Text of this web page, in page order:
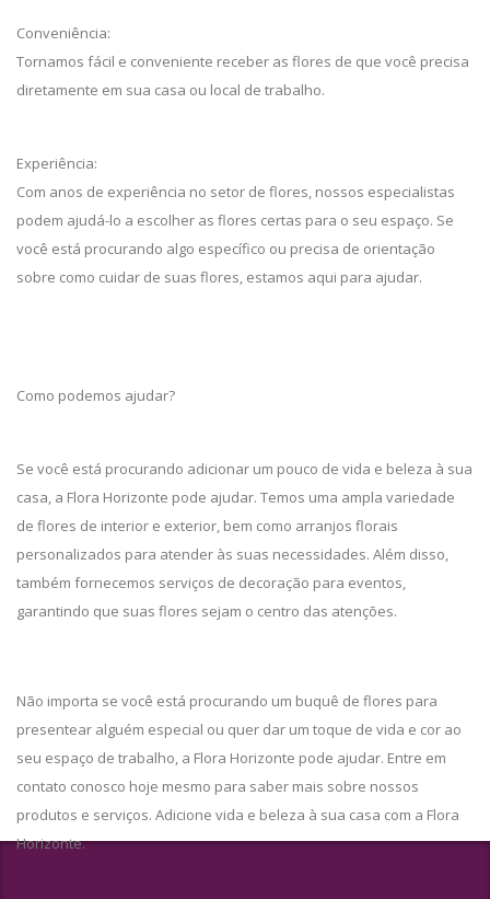
Conveniência:
Tornamos fácil e conveniente receber as flores de que você precisa
diretamente em sua casa ou local de trabalho.
Experiência:
Com anos de experiência no setor de flores, nossos especialistas
podem ajudá-lo a escolher as flores certas para o seu espaço. Se
você está procurando algo específico ou precisa de orientação
sobre como cuidar de suas flores, estamos aqui para ajudar.
Como podemos ajudar?
Se você está procurando adicionar um pouco de vida e beleza à sua
casa, a Flora Horizonte pode ajudar. Temos uma ampla variedade
de flores de interior e exterior, bem como arranjos florais
personalizados para atender às suas necessidades. Além disso,
também fornecemos serviços de decoração para eventos,
garantindo que suas flores sejam o centro das atenções.
Não importa se você está procurando um buquê de flores para
presentear alguém especial ou quer dar um toque de vida e cor ao
seu espaço de trabalho, a Flora Horizonte pode ajudar. Entre em
contato conosco hoje mesmo para saber mais sobre nossos
produtos e serviços. Adicione vida e beleza à sua casa com a Flora
Horizonte.